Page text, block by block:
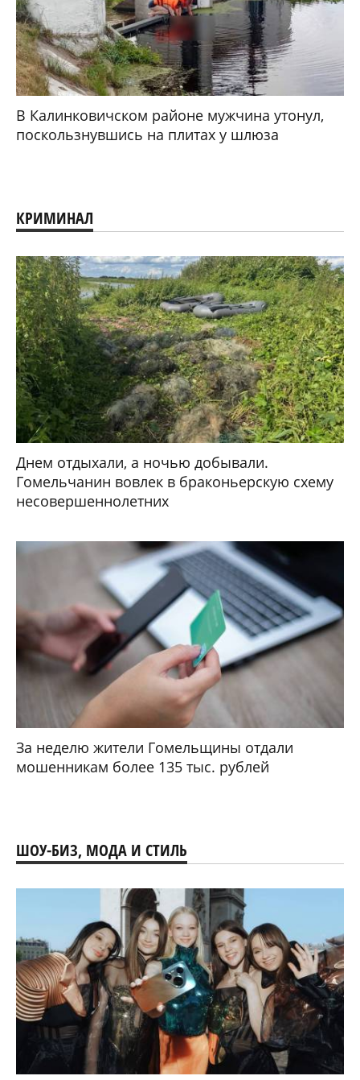
В Калинковичском районе мужчина утонул,
поскользнувшись на плитах у шлюза
КРИМИНАЛ
Днем отдыхали, а ночью добывали.
Гомельчанин вовлек в браконьерскую схему
несовершеннолетних
За неделю жители Гомельщины отдали
мошенникам более 135 тыс. рублей
ШОУ-БИЗ, МОДА И СТИЛЬ